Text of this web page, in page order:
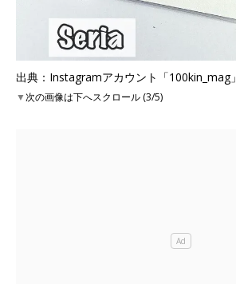
出典：Instagramアカウント「100kin_mag」
▼次の画像は下へスクロール (3/5)